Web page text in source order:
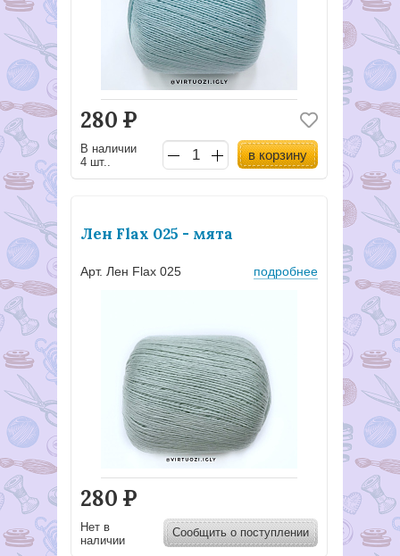
280 Р
В наличии
4 шт..
в корзину
Лен Flax 025 - мята
Арт. Лен Flax 025 подробнее
280 Р
Нет в
наличии
Сообщить о поступлении